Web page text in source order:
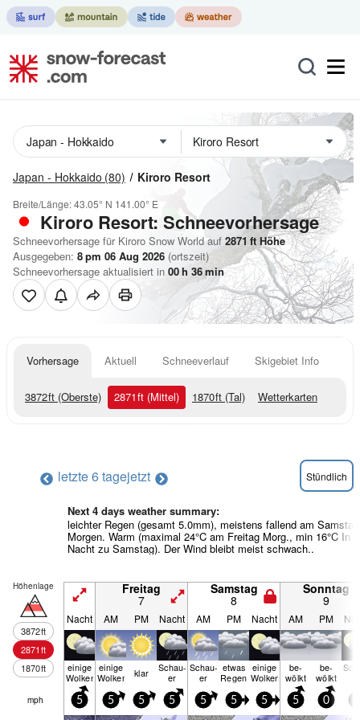
Japan - Hokkaido (80) Kiroro Resort
Breite/Länge:43.05° N 141.00° E
Kiroro Resort: Schneevorhersage
Schneevorhersage für Kiroro Snow World auf 2871 ft Höhe
Ausgegeben: 8 pm 06 Aug 2026 (ortszeit)
Schneevorhersage aktualisiert in 00h 36min
Vorhersage Aktuell Schneeverlauf Skigebiet Info
3872ft (Oberste) 2871ft (Mittel) 1870ft (Tal) Wetterkarten
letzte 6 tagejetzt Stündlich
Next 4 days weather summary:
leichter Regen (gesamt 5.0mm), meistens fallend am Samstag
Morgen. Warm (maximal 24°C am Freitag Morg., min 16°C In
Nacht zu Samstag). Der Wind bleibt meist schwach..
Höhenlage
3872ft
2871ft
1870ft
Freitag
7
Samstag
8
Sonntag
9
Nacht AM PM Nacht AM PM Nacht AM PM
einige
Wolken
einige
Wolken klar Schau­
er
Schau­
er
etwas
Regen
einige
Wolken
be­
wölkt
be­
wölkt
mph 5 5 5 5 5 5 5 5 0